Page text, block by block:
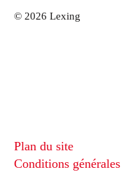
© 2026 Lexing
Plan du site
Conditions générales